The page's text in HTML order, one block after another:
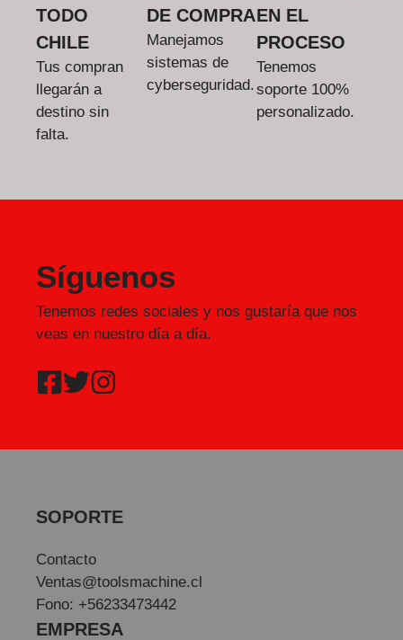
TODO
CHILE
Tus compran
llegarán a
destino sin
falta.
DE COMPRA
Manejamos
sistemas de
cyberseguridad.
EN EL
PROCESO
Tenemos
soporte 100%
personalizado.
Síguenos
Tenemos redes sociales y nos gustaría que nos
veas en nuestro día a día.
SOPORTE
Contacto
Ventas@toolsmachine.cl
Fono: +56233473442
EMPRESA